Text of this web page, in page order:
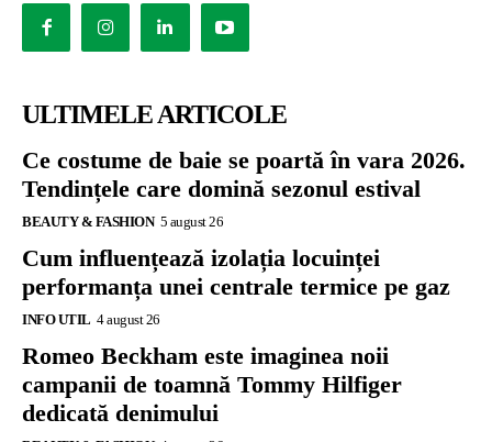
ULTIMELE ARTICOLE
Ce costume de baie se poartă în vara 2026.
Tendințele care domină sezonul estival
BEAUTY & FASHION 5 august 26
Cum influențează izolația locuinței
performanța unei centrale termice pe gaz
INFO UTIL 4 august 26
Romeo Beckham este imaginea noii
campanii de toamnă Tommy Hilfiger
dedicată denimului